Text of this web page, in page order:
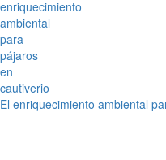
El enriquecimiento ambiental